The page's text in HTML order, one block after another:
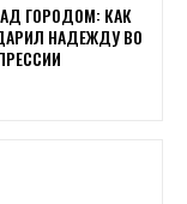
ГОРОДОМ: КАК
НАДЕЖДУ ВО